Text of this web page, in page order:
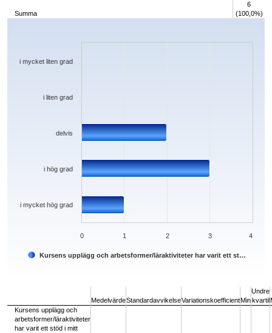
Summa
6
(100,0%)
Chart
The chart has 1 X axis displaying categories.
Kursens upplägg och arbetsformer/läraktiviteter har varit ett st…
i mycket hög grad
i hög grad
delvis
i liten grad
i mycket liten grad
0 1 2 3 4
MedelvärdeStandardavvikelseVariationskoefficientMin
Undre
kvartil
Kursens upplägg och
arbetsformer/läraktiviteter
har varit ett stöd i mitt